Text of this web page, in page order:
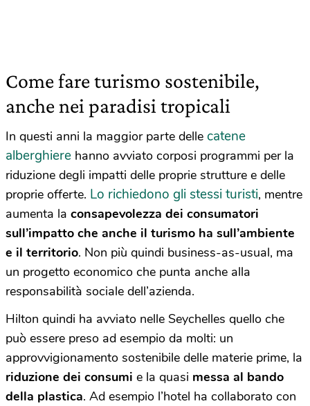
Come fare turismo sostenibile,
anche nei paradisi tropicali
In questi anni la maggior parte delle catene
alberghiere hanno avviato corposi programmi per la
riduzione degli impatti delle proprie strutture e delle
proprie offerte. Lo richiedono gli stessi turisti, mentre
aumenta la consapevolezza dei consumatori
sull’impatto che anche il turismo ha sull’ambiente
e il territorio. Non più quindi business-as-usual, ma
un progetto economico che punta anche alla
responsabilità sociale dell’azienda.
Hilton quindi ha avviato nelle Seychelles quello che
può essere preso ad esempio da molti: un
approvvigionamento sostenibile delle materie prime, la
riduzione dei consumi e la quasi messa al bando
della plastica. Ad esempio l’hotel ha collaborato con